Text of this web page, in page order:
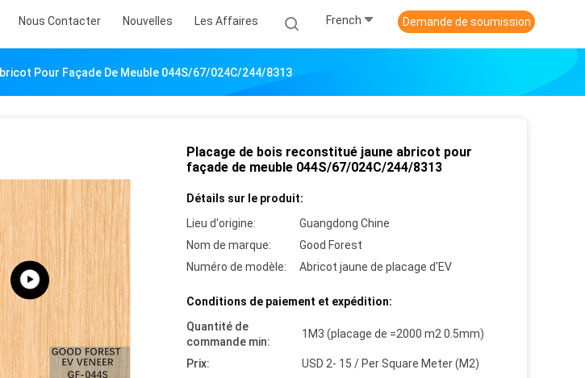
Nous Contacter Nouvelles Les Affaires French Demande de soumission
Pour Façade De Meuble 044S/67/024C/244/8313
Placage de bois reconstitué jaune abricot pour
façade de meuble 044S/67/024C/244/8313
Détails sur le produit:
Lieu d'origine:
Guangdong Chine
Nom de marque:
Good Forest
Numéro de modèle:
Abricot jaune de placage d'EV
Conditions de paiement et expédition:
Quantité de
commande min:
1M3 (placage de =2000 m2 0.5mm)
Prix: USD 2- 15 / Per Square Meter (M2)